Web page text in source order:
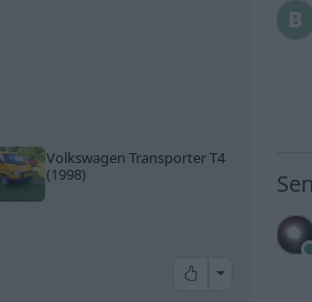
Volkswagen Transporter T4
(1998)
All reactions